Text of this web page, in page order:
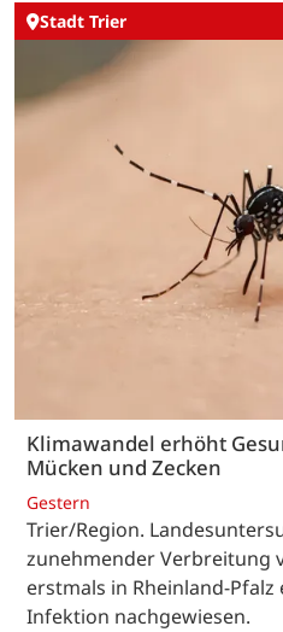
Stadt Trier
Klimawandel erhöht
Mücken und Zecken
Gestern
Trier/Region.
zunehmender Verbreitung
erstmals in Rheinland-
Infektion nachgewiesen.